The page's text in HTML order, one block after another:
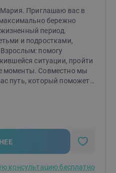
Мария. Приглашаю вас в
бережно
период.
и подростками,
помогу
ситуации, пройти
моменты. Совместно мы
путь, который поможет
эмоциональной
обрести
с окружающими.
в причинах
эффективные способы
ребенка.
консультацию бесплатно